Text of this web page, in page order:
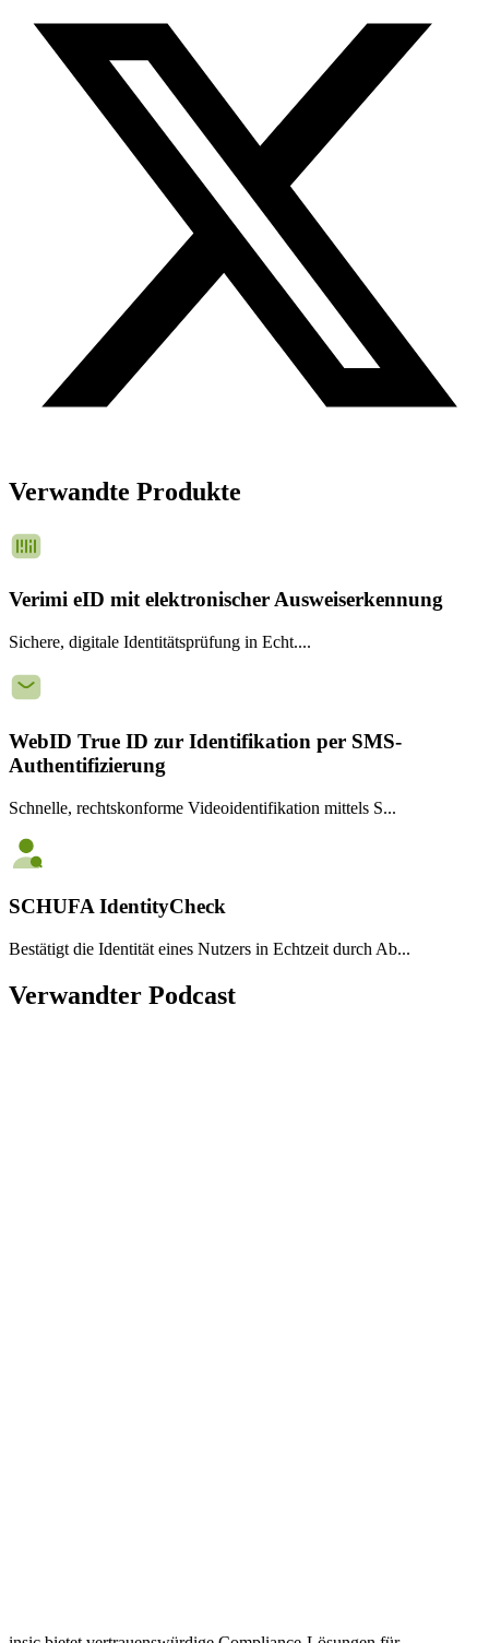
Verwandte Produkte
Verimi eID mit elektronischer Ausweiserkennung
Sichere, digitale Identitätsprüfung in Echt....
WebID True ID zur Identifikation per SMS-
Authentifizierung
Schnelle, rechtskonforme Videoidentifikation mittels S...
SCHUFA IdentityCheck
Bestätigt die Identität eines Nutzers in Echtzeit durch Ab...
Verwandter Podcast